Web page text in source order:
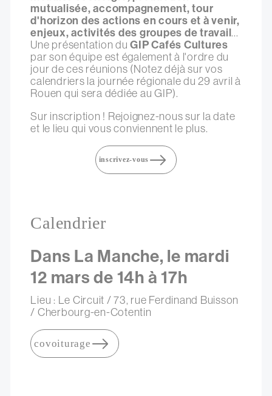
mutualisée, accompagnement, tour
d'horizon des actions en cours et à venir,
enjeux, activités des groupes de travail...
Une présentation duGIP Cafés Cultures
par son équipe est également à l'ordre du
jour de ces réunions (Notez déjà sur vos
calendriers la journée régionale du 29 avril à
Rouen qui sera dédiée au GIP).
Sur inscription ! Rejoignez-nous sur la date
et le lieu qui vous conviennent le plus.
inscrivez-vous
Calendrier
Dans La Manche, le mardi
12 mars de 14h à 17h
Lieu : Le Circuit / 73, rue Ferdinand Buisson
/ Cherbourg-en-Cotentin
covoiturage